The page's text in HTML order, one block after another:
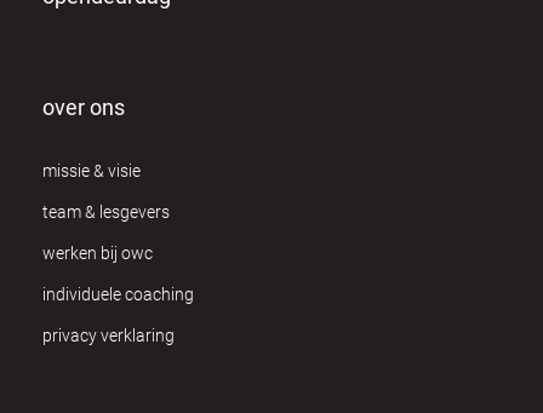
over ons
missie & visie
team & lesgevers
werken bij owc
individuele coaching
privacy verklaring